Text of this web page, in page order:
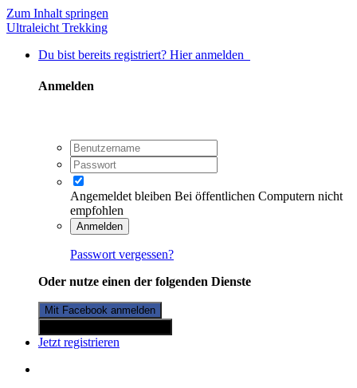
Zum Inhalt springen
Ultraleicht Trekking
Du bist bereits registriert? Hier anmelden
Anmelden
Angemeldet bleiben Bei öffentlichen Computern nicht
empfohlen
Anmelden
Passwort vergessen?
Oder nutze einen der folgenden Dienste
Mit Facebook anmelden
Jetzt registrieren